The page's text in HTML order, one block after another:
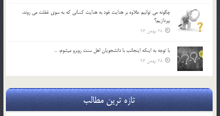
چگونه مي توانيم علاوه بر هدايت خود به هدايت كساني كه به سوي غفلت مي روند،
بپردازيم؟
28 بهمن 96
با توجه به اينكه اينجانب با دانشجويان اهل سنت روبرو مي‎شوم، …
28 بهمن 96
تازه ترین مطالب